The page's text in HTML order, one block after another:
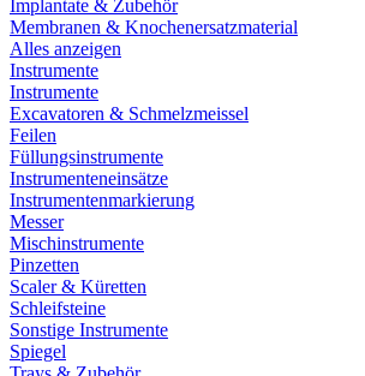
Implantate & Zubehör
Membranen & Knochenersatzmaterial
Alles anzeigen
Instrumente
Instrumente
Excavatoren & Schmelzmeissel
Feilen
Füllungsinstrumente
Instrumenteneinsätze
Instrumentenmarkierung
Messer
Mischinstrumente
Pinzetten
Scaler & Küretten
Schleifsteine
Sonstige Instrumente
Spiegel